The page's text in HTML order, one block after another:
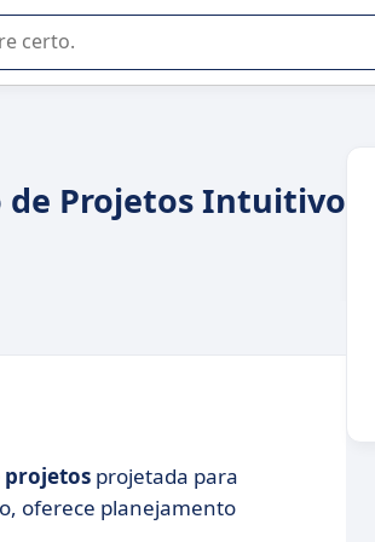
sua empresa.
de Projetos Intuitivo
projetos projetada para
oferece planejamento